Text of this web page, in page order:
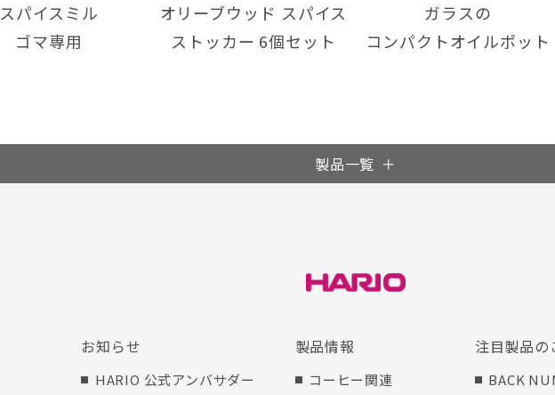
スパイスミル
ゴマ専用
オリーブウッド スパイス
ストッカー 6個セット
ガラスの
コンパクトオイルポット
製品一覧
お知らせ
HARIO 公式アンバサダー
製品情報
コーヒー関連
注目製品の
BACK